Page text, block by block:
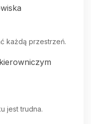
każdą przestrzeń.
jest trudna.